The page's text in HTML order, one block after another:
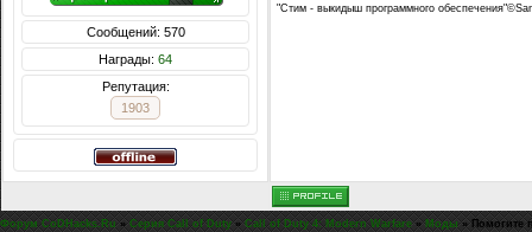
Сообщений: 570
Награды: 64
Репутация:
1903
"Стим - выкидыш программного
Форум CoDHacks.Ru » Серия Call of Duty » Call of Duty 4: Modern Warfare » Моды » Помогите